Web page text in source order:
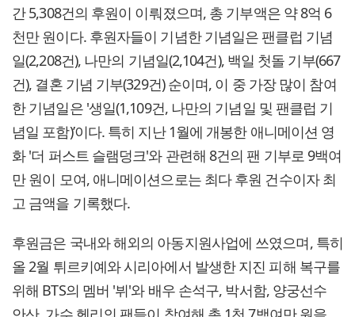
간 5,308건의 후원이 이뤄졌으며, 총 기부액은 약 8억 6
천만 원이다. 후원자들이 기념한 기념일은 팬클럽 기념
일(2,208건), 나만의 기념일(2,104건), 백일 첫돌 기부(667
건), 결혼 기념 기부(329건) 순이며, 이 중 가장 많이 참여
한 기념일은 '생일(1,109건, 나만의 기념일 및 팬클럽 기
념일 포함)’이다. 특히 지난 1월에 개봉한 애니메이션 영
화 '더 퍼스트 슬램덩크'와 관련해 8건의 팬 기부로 9백여
만 원이 모여, 애니메이션으로는 최다 후원 건수이자 최
고 금액을 기록했다.
후원금은 국내와 해외의 아동지원사업에 쓰였으며, 특히
올 2월 튀르키예와 시리아에서 발생한 지진 피해 복구를
위해 BTS의 멤버 '뷔'와 배우 손석구, 박서함, 양궁선수